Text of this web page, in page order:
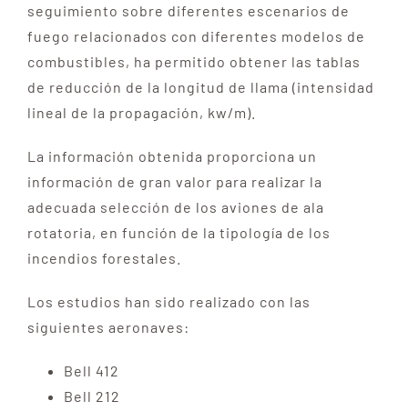
seguimiento sobre diferentes escenarios de
fuego relacionados con diferentes modelos de
combustibles, ha permitido obtener las tablas
de reducción de la longitud de llama (intensidad
lineal de la propagación, kw/m).
La información obtenida proporciona un
información de gran valor para realizar la
adecuada selección de los aviones de ala
rotatoria, en función de la tipología de los
incendios forestales.
Los estudios han sido realizado con las
siguientes aeronaves:
Bell 412
Bell 212